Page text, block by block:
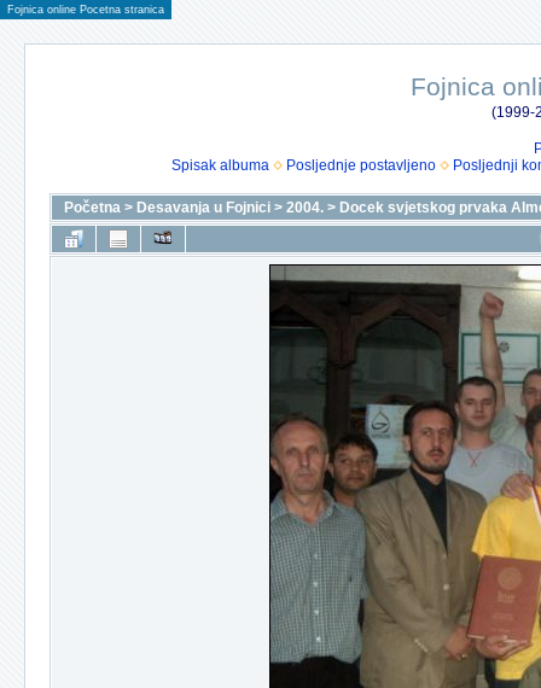
Fojnica online Pocetna stranica
Fojnica
(1999-
Spisak albuma
Posljednje postavljeno Posljednji
Početna > Desavanja u Fojnici > 2004. > Docek svjetskog prvaka